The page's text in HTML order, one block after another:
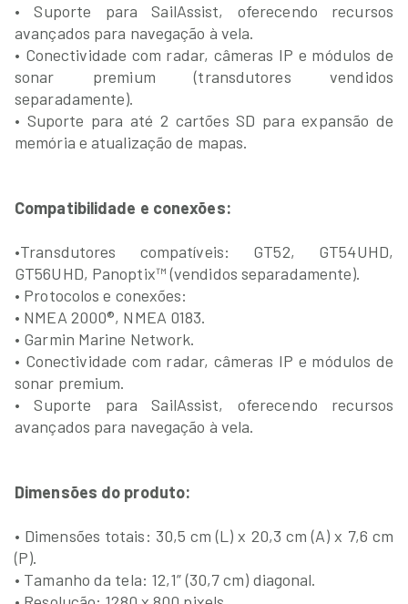
• Suporte para SailAssist, oferecendo recursos
avançados para navegação à vela.
• Conectividade com radar, câmeras IP e módulos de
sonar premium (transdutores vendidos
separadamente).
• Suporte para até 2 cartões SD para expansão de
memória e atualização de mapas.
Compatibilidade e conexões:
•Transdutores compatíveis: GT52, GT54UHD,
GT56UHD, Panoptix™ (vendidos separadamente).
• Protocolos e conexões:
• NMEA 2000®, NMEA 0183.
• Garmin Marine Network.
• Conectividade com radar, câmeras IP e módulos de
sonar premium.
• Suporte para SailAssist, oferecendo recursos
avançados para navegação à vela.
Dimensões do produto:
• Dimensões totais: 30,5 cm (L) x 20,3 cm (A) x 7,6 cm
(P).
• Tamanho da tela: 12,1” (30,7 cm) diagonal.